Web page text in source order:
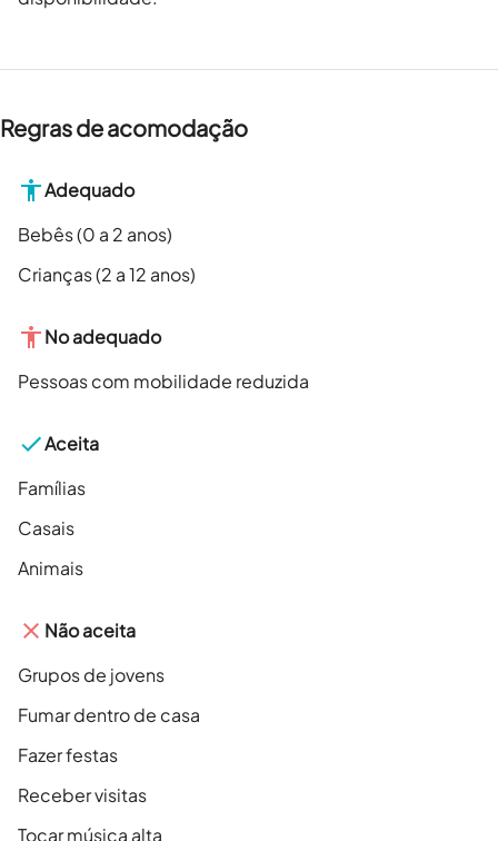
Regras de acomodação
Adequado
Bebês (0 a 2 anos)
Crianças (2 a 12 anos)
No adequado
Pessoas com mobilidade reduzida
Aceita
Famílias
Casais
Animais
Não aceita
Grupos de jovens
Fumar dentro de casa
Fazer festas
Receber visitas
Tocar música alta